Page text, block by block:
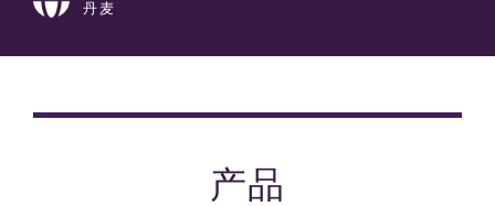
丹麦
产品